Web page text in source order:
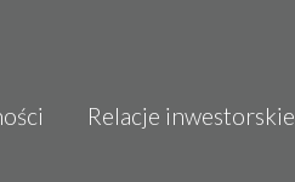
Relacje inwestorskie